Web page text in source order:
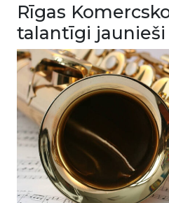
Rīgas
talantīgi jaunieši